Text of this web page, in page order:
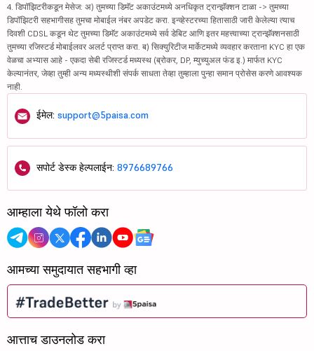
4. डिपॉझिटरीकडून मेसेज: अ) तुमच्या डिमॅट अकाउंटमध्ये अनधिकृत ट्रान्झॅक्शन टाळा -> तुमच्या
डिपॉझिटरी सहभागीसह तुमचा मोबाईल नंबर अपडेट करा. इन्व्हेस्टरच्या हितासाठी जारी केलेल्या त्याच
दिवशी CDSL कडून थेट तुमच्या डिमॅट अकाउंटमध्ये सर्व डेबिट आणि इतर महत्त्वाच्या ट्रान्झॅक्शनसाठी
तुमच्या रजिस्टर्ड मोबाईलवर अलर्ट प्राप्त करा. ब) सिक्युरिटीज मार्केटमध्ये व्यवहार करताना KYC हा एक
वेळचा अभ्यास आहे - एकदा सेबी रजिस्टर्ड मध्यस्थ (ब्रोकर, DP, म्युच्युअल फंड इ.) मार्फत KYC
केल्यानंतर, जेव्हा तुम्ही अन्य मध्यस्थीशी संपर्क साधता तेव्हा तुम्हाला पुन्हा समान प्रोसेस करणे आवश्यक
नाही.
ईमेल: support@5paisa.com
सपोर्ट डेस्क हेल्पलाईन: 8976689766
आम्हाला येथे फॉलो करा
आमच्या समुदायात सहभागी व्हा
आत्ताच डाउनलोड करा